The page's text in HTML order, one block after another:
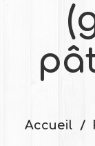
Accueil